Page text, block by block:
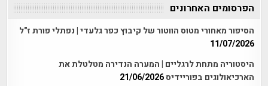
הפרסומים האחרונים
הסיפור מאחורי מטוס הווטור של קיבוץ כפר גלעדי | נפתלי פורת ז"ל
11/07/2026
היסטוריה מתחת לרגליים | המערה הנדירה מטלטלת את
הארכיאולוגים בפוריידיס21/06/2026